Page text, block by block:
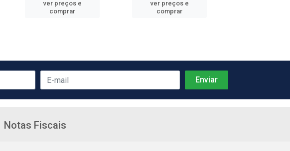
ver preços e
comprar
ver preços e
comprar
Notas Fiscais